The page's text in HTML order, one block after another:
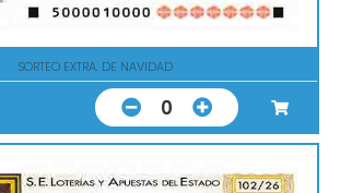
SORTEO EXTRA. DE NAVIDAD
0